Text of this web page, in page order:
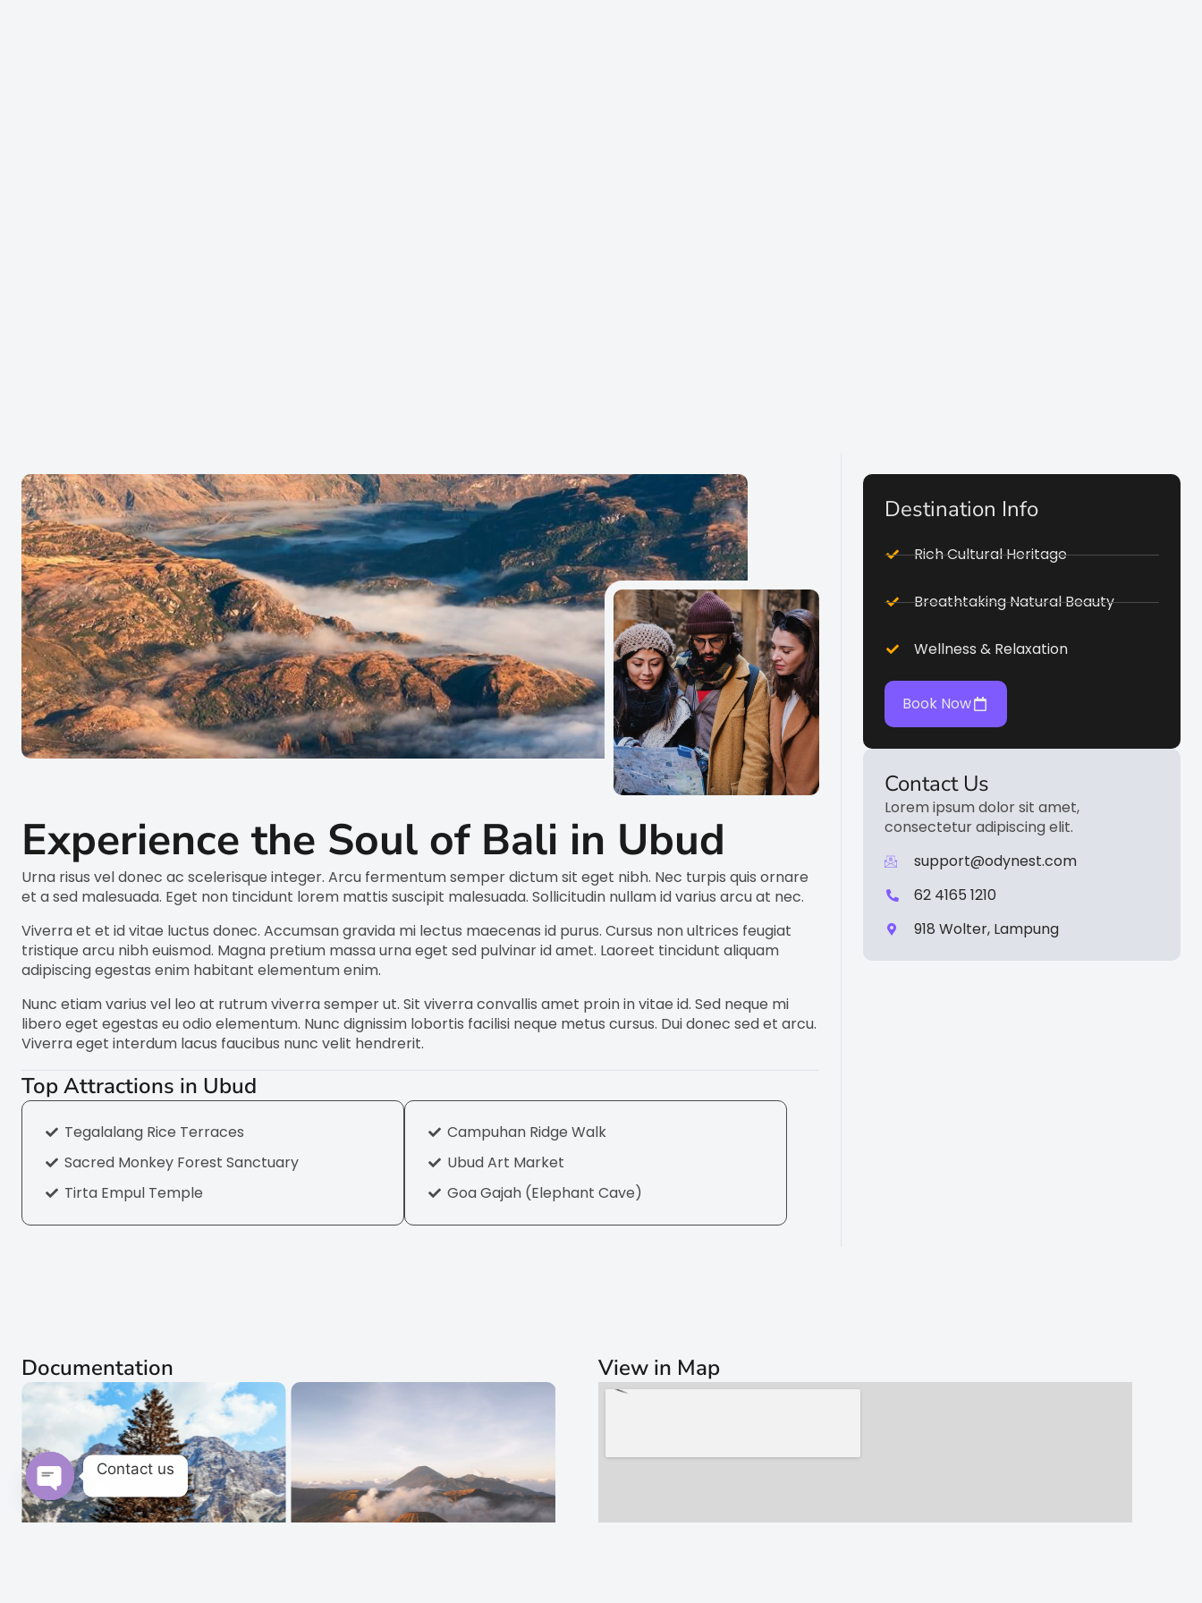
Experience the Soul of Bali in Ubud
Urna risus vel donec ac scelerisque integer. Arcu fermentum semper dictum sit eget nibh. Nec turpis quis ornare
et a sed malesuada. Eget non tincidunt lorem mattis suscipit malesuada. Sollicitudin nullam id varius arcu at nec.
Viverra et et id vitae luctus donec. Accumsan gravida mi lectus maecenas id purus. Cursus non ultrices feugiat
tristique arcu nibh euismod. Magna pretium massa urna eget sed pulvinar id amet. Laoreet tincidunt aliquam
adipiscing egestas enim habitant elementum enim.
Nunc etiam varius vel leo at rutrum viverra semper ut. Sit viverra convallis amet proin in vitae id. Sed neque mi
libero eget egestas eu odio elementum. Nunc dignissim lobortis facilisi neque metus cursus. Dui donec sed et arcu.
Viverra eget interdum lacus faucibus nunc velit hendrerit.
Top Attractions in Ubud
Tegalalang Rice Terraces
Sacred Monkey Forest Sanctuary
Tirta Empul Temple
Campuhan Ridge Walk
Ubud Art Market
Goa Gajah (Elephant Cave)
Destination Info
Rich Cultural Heritage
Breathtaking Natural Beauty
Wellness & Relaxation
Book Now
Contact Us
Lorem ipsum dolor sit amet,
consectetur adipiscing elit.
support@odynest.com
62 4165 1210
918 Wolter, Lampung
Documentation View in Map
Contact us
Open chaty